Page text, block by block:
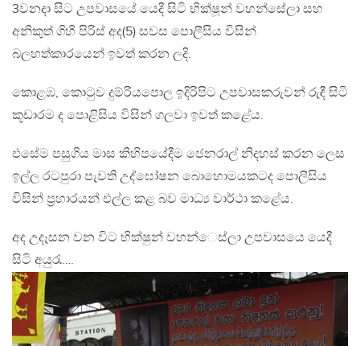
3වනදා සිට උපවාසයේ යෙදී සිටි භික්ෂූන් වහන්සේලා සහ
අනිකුත් ගිහි පිරිස් අද(5) සවස පොලීසිය විසින්
බලහත්කාරයෙන් ඉවත් කරන ලදි.
කොළඹ, කොටුව දුම්රියපොල ඉදිරිපිට උපවාසකරුවන් රුඳී සිටි
කූඩාරම ද පොළිසිය විසින් ගලවා ඉවත් කළේය.
එසේම පසුගිය මාස කිහිපයේදීම ජෙනරාල් නිදහස් කරන ලෙස
ඉල්ල රටපුරා පැවති උද්ඝෝෂන බොහොමයකටද පොලීසිය
විසින් ප්‍රහාරයන් එල්ල කළ බව මාධ්‍ය වාර්ථා කළේය.
අද උදෑසන වන විට භික්ෂුන් වහන්ෙස්ලා උපවාසයෙ යෙදී
සිටි අයුරැ….